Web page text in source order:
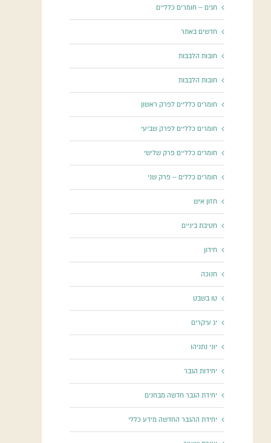
חגים – חומרים כלליים
חדשים באתר
חובות הלבבות
חובות הלבבות
חומרים כלליים לפרק ראשון
חומרים כלליים לפרק שביעי
חומרים כלליים פרק שלישי
חומרים כללים – פרק שני
חזון איש
חטיבת ביניים
חידון
חנוכה
טו בשבט
יג עיקרים
יוני נתניהו
יחידות הגבר
יחידת הגבר חדשה מבחנים
יחידת ההגבר החדשה מידע כללי